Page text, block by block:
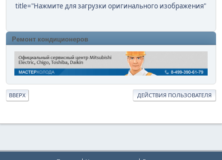
title="Нажмите для загрузки оригинального изображения"
Ремонт кондиционеров
ВВЕРХ ДЕЙСТВИЯ ПОЛЬЗОВАТЕЛЯ